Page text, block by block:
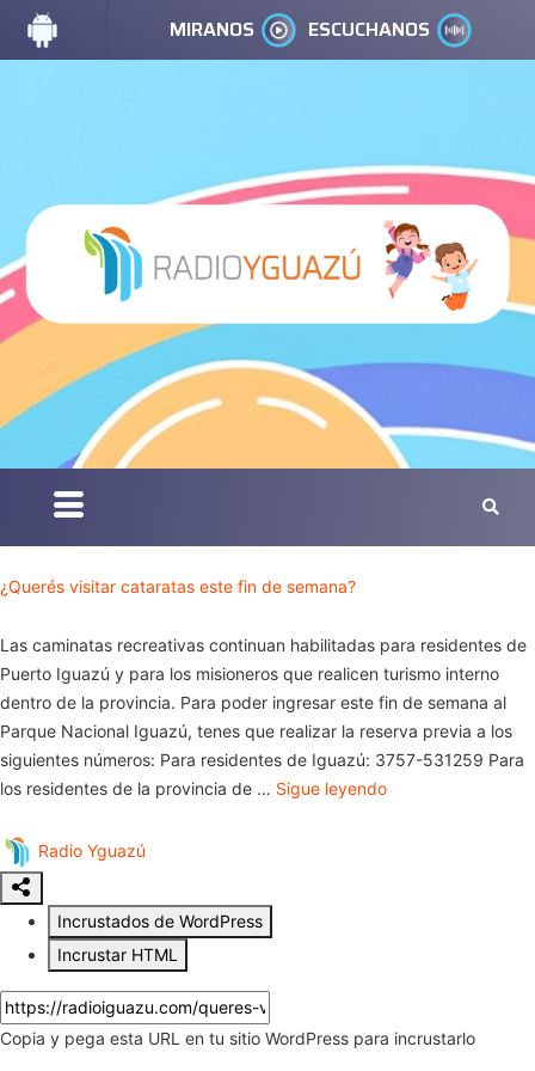
MIRANOS ESCUCHANOS
¿Querés visitar cataratas este fin de semana?
Las caminatas recreativas continuan habilitadas para residentes de
Puerto Iguazú y para los misioneros que realicen turismo interno
dentro de la provincia. Para poder ingresar este fin de semana al
Parque Nacional Iguazú, tenes que realizar la reserva previa a los
siguientes números: Para residentes de Iguazú: 3757-531259 Para
los residentes de la provincia de … Sigue leyendo
Radio Yguazú
Incrustados de WordPress
Incrustar HTML
Copia y pega esta URL en tu sitio WordPress para incrustarlo